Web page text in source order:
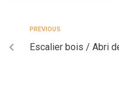
PREVIOUS
Escalier bois / Abri